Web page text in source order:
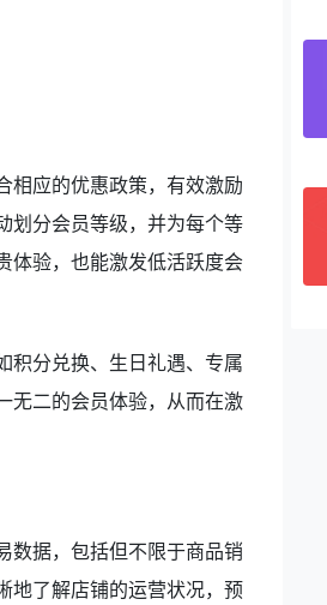
相应的优惠政策，有效激励
划分会员等级，并为每个等
体验，也能激发低活跃度会
积分兑换、生日礼遇、专属
无二的会员体验，从而在激
数据，包括但不限于商品销
地了解店铺的运营状况，预